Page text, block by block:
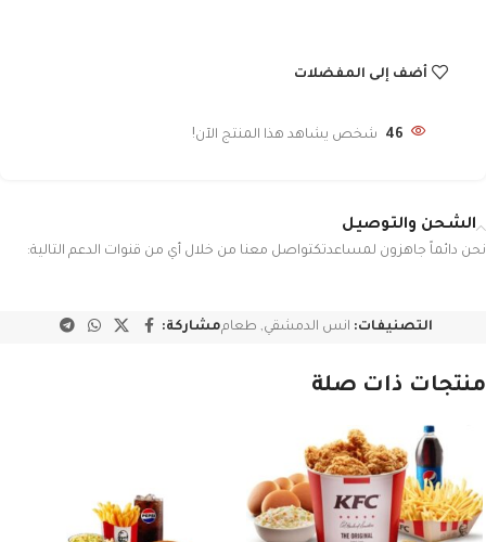
أضف إلى المفضلات
46 شخص يشاهد هذا المنتج الآن!
الشحن والتوصيل
نحن دائماً جاهزون لمساعدتكتواصل معنا من خلال أي من قنوات الدعم التالية:
التصنيفات: انس الدمشقي, طعاممشاركة:
منتجات ذات صلة